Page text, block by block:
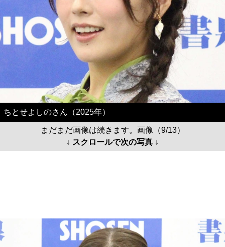
ちとせよしのさん（2025年）
まだまだ画像は続きます。画像（9/13）
↓ スクロールで次の写真 ↓